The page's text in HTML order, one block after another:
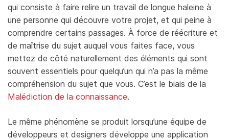
qui consiste à faire relire un travail de longue haleine à
une personne qui découvre votre projet, et qui peine à
comprendre certains passages. À force de réécriture et
de maîtrise du sujet auquel vous faites face, vous
mettez de côté naturellement des éléments qui sont
souvent essentiels pour quelqu’un qui n’a pas la même
compréhension du sujet que vous. C’est le biais de la
Malédiction de la connaissance.
Le même phénomène se produit lorsqu’une équipe de
développeurs et designers développe une application